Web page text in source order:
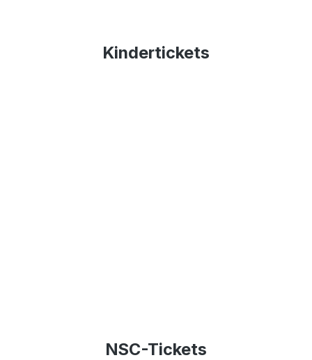
Kindertickets
NSC-Tickets